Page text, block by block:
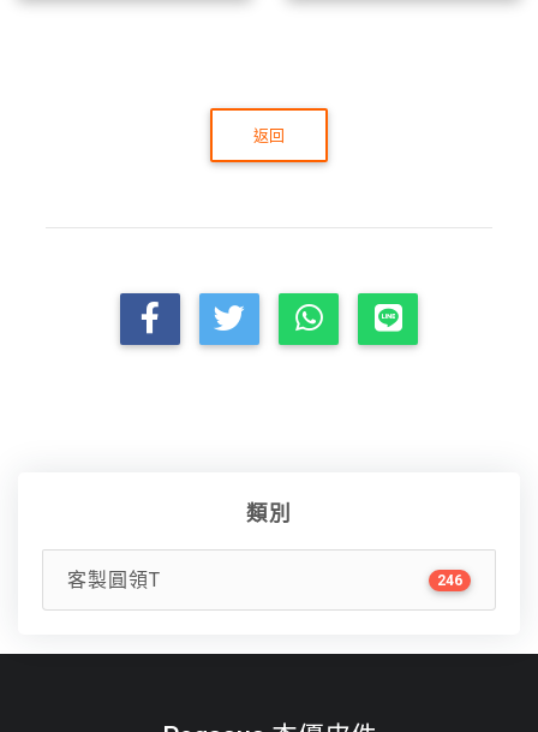
返回
類別
客製圓領T 246